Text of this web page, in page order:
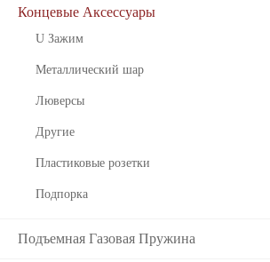
Концевые Аксессуары
U Зажим
Металлический шар
Люверсы
Другие
Пластиковые розетки
Подпорка
Подъемная Газовая Пружина